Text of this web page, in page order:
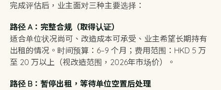
完成评估后，业主面对三种主要选择：
路径 A：完整合规（取得认证）
适合单位状况尚可、改造成本可承受、业主希望长期持有
出租的情况。时间预算：6–9 个月；费用范围：HKD 5 万
至 20 万以上（视改造范围，2026年市场价）。
路径 B：暂停出租，等待单位空置后处理